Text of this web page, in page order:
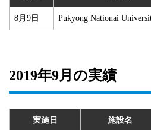
8月9日 Pukyong Nationai
2019年9月の実績
実施日 施設名